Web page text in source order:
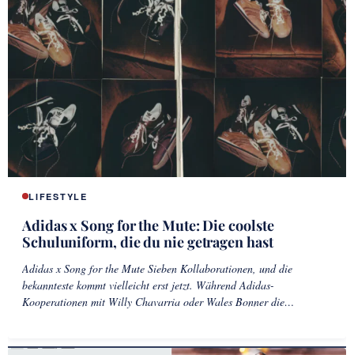
LIFESTYLE
Adidas x Song for the Mute: Die coolste
Schuluniform, die du nie getragen hast
Adidas x Song for the Mute Sieben Kollaborationen, und die
bekannteste kommt vielleicht erst jetzt. Während Adidas-
Kooperationen mit Willy Chavarria oder Wales Bonner die…